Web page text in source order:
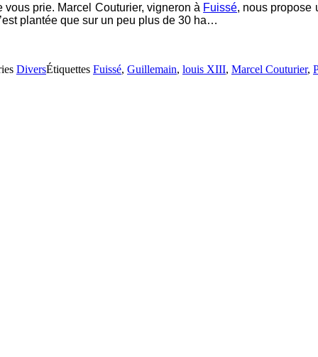
prie. Marcel Couturier, vigneron à Fuissé, nous propose
plantée que sur un peu plus de 30 ha…
DiversÉtiquettes Fuissé, Guillemain, louis XIII, Marcel Couturier,